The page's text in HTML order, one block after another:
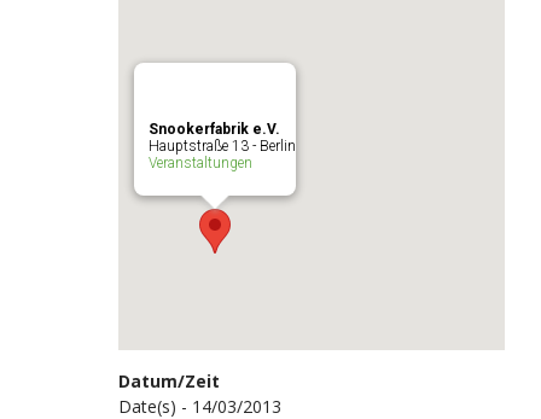
Snookerfabrik e.V.
Hauptstraße 13 - Berlin
Veranstaltungen
Datum/Zeit
Date(s) - 14/03/2013